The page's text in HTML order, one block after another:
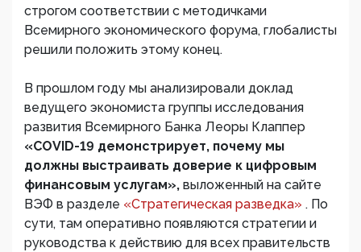
строгом соответствии с методичками
Всемирного экономического форума, глобалисты
решили положить этому конец.
В прошлом году мы анализировали доклад
ведущего экономиста группы исследования
развития Всемирного Банка Леоры Клаппер
«COVID-19 демонстрирует, почему мы
должны выстраивать доверие к цифровым
финансовым услугам», выложенный на сайте
ВЭФ в разделе «Стратегическая разведка» . По
сути, там оперативно появляются стратегии и
руководства к действию для всех правительств